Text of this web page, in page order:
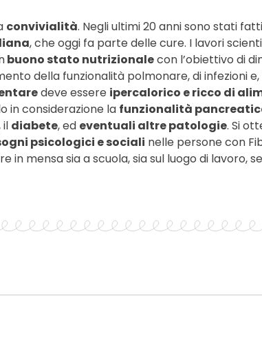
convivialità. Negli ultimi 20 anni sono stati
, che oggi fa parte delle cure. I lavori
buono stato nutrizionalecon l’obiettivo di
della funzionalità polmonare, di infezioni
deve essere ipercalorico e ricco di
in considerazione la funzionalità
il diabete, ed eventuali altre patologie. Si
psicologici e sociali nelle persone con
in mensa sia a scuola, sia sul luogo di lavoro,